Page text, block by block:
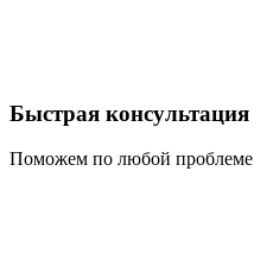
Быстрая консультация
Поможем по любой проблеме